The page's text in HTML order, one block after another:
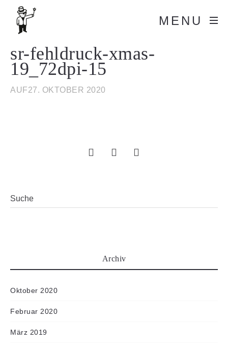
MENU
sr-fehldruck-xmas-
19_72dpi-15
AUF27. OKTOBER 2020
Archiv
Oktober 2020
Februar 2020
März 2019